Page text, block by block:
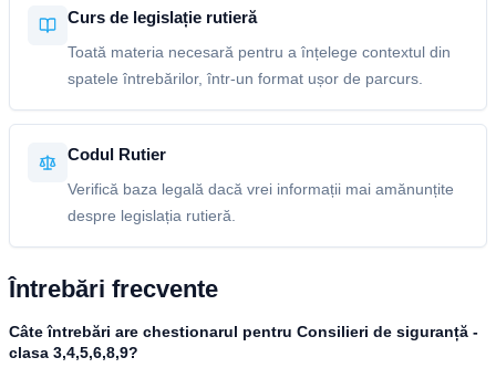
Curs de legislație rutieră
Toată materia necesară pentru a înțelege contextul din
spatele întrebărilor, într-un format ușor de parcurs.
Codul Rutier
Verifică baza legală dacă vrei informații mai amănunțite
despre legislația rutieră.
Întrebări frecvente
Câte întrebări are chestionarul pentru Consilieri de siguranță -
clasa 3,4,5,6,8,9?